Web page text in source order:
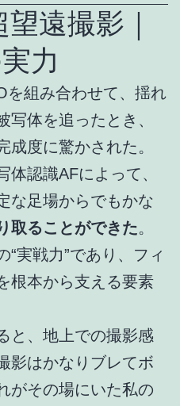
遠撮影｜
力
を組み合わせて、揺れ
写体を追ったとき、
成度に驚かされた。
認識AFによって、
な足場からでもかな
取ることができた。
“実戦力”であり、フィ
根本から支える要素
と、地上での撮影感
影はかなりブレてボ
がその場にいた私の